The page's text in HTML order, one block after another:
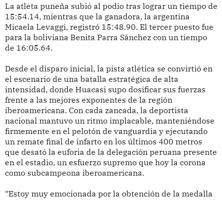
La atleta puneña subió al podio tras lograr un tiempo de
15:54.14, mientras que la ganadora, la argentina
Micaela Levaggi, registró 15:48.90. El tercer puesto fue
para la boliviana Benita Parra Sánchez con un tiempo
de 16:05.64.
Desde el disparo inicial, la pista atlética se convirtió en
el escenario de una batalla estratégica de alta
intensidad, donde Huacasi supo dosificar sus fuerzas
frente a las mejores exponentes de la región
iberoamericana. Con cada zancada, la deportista
nacional mantuvo un ritmo implacable, manteniéndose
firmemente en el pelotón de vanguardia y ejecutando
un remate final de infarto en los últimos 400 metros
que desató la euforia de la delegación peruana presente
en el estadio, un esfuerzo supremo que hoy la corona
como subcampeona iberoamericana.
“Estoy muy emocionada por la obtención de la medalla